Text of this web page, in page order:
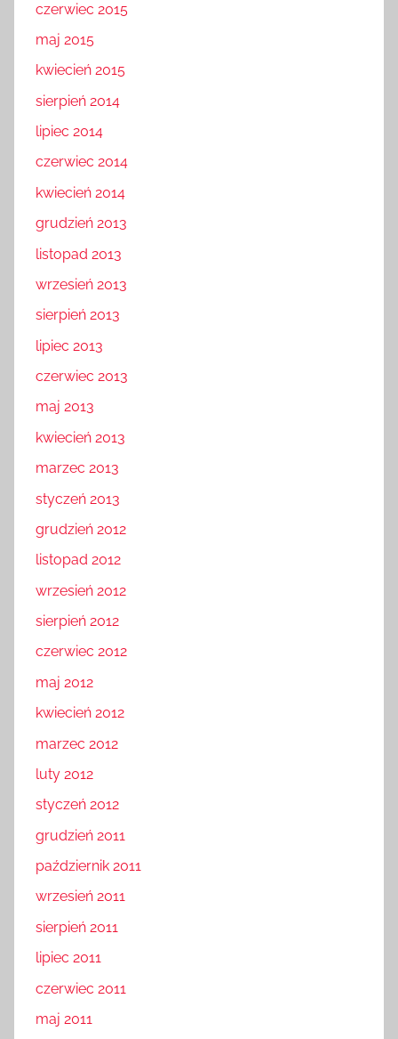
czerwiec 2015
maj 2015
kwiecień 2015
sierpień 2014
lipiec 2014
czerwiec 2014
kwiecień 2014
grudzień 2013
listopad 2013
wrzesień 2013
sierpień 2013
lipiec 2013
czerwiec 2013
maj 2013
kwiecień 2013
marzec 2013
styczeń 2013
grudzień 2012
listopad 2012
wrzesień 2012
sierpień 2012
czerwiec 2012
maj 2012
kwiecień 2012
marzec 2012
luty 2012
styczeń 2012
grudzień 2011
październik 2011
wrzesień 2011
sierpień 2011
lipiec 2011
czerwiec 2011
maj 2011